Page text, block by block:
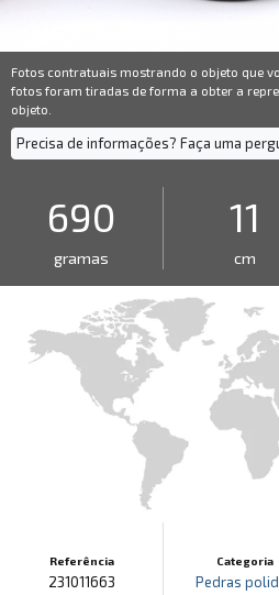
Fotos contratuais mostrando o objeto que
fotos foram tiradas de forma a obter a
objeto.
Precisa de informações? Faça uma
690
gramas
11
cm
Referência
231011663
Categoria
Pedras